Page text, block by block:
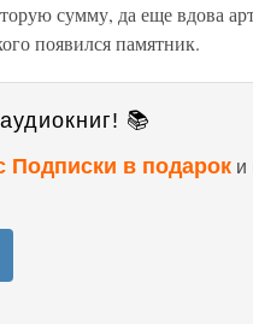
сумму, да еще вдова
появился памятник.
📚
Подписки в подарок и